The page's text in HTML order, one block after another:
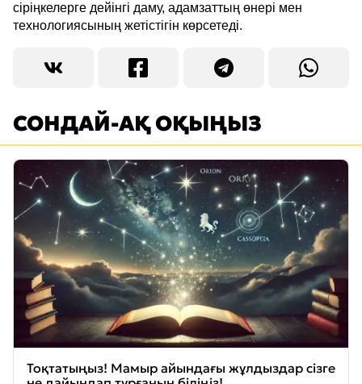
сіріңкелерге дейінгі даму, адамзаттың өнері мен
технологиясының жетістігін көрсетеді.
СОНДАЙ-АҚ ОҚЫҢЫЗ
Тоқтатыңыз! Мамыр айындағы жұлдыздар сізге